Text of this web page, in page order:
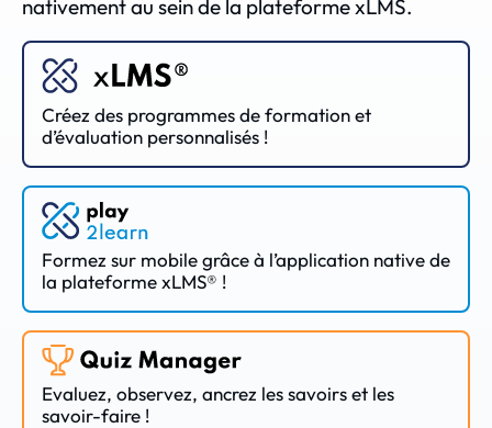
nativement au sein de la plateforme xLMS.
Créez des programmes de formation et
d’évaluation personnalisés !
Formez sur mobile grâce à l’application native de
la plateforme xLMS® !
Evaluez, observez, ancrez les savoirs et les
savoir-faire !